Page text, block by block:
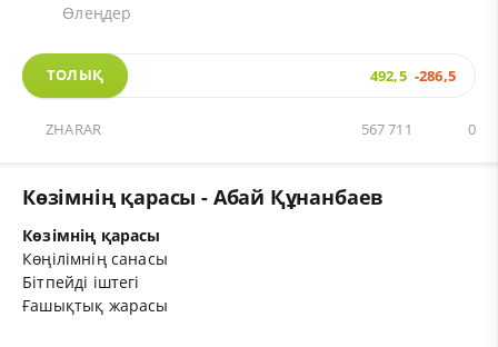
Өлеңдер
ТОЛЫҚ 492,5 -286,5
ZHARAR 0
567 711
Көзімнің қарасы - Абай Құнанбаев
Көзімнің қарасы
Көңілімнің санасы
Бітпейді іштегі
Ғашықтық жарасы